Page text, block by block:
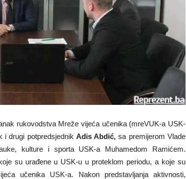
rukovodstva Mreže vijeća učenika (mreVUK-a USK-
i drugi potpredsjednik Adis Abdić,sa premijerom Vlade
kulture i sporta USK-a Muhamedom Ramićem.
su urađene u USK-u u proteklom periodu, a koje su
učenika USK-a. Nakon predstavljanja aktivnosti,